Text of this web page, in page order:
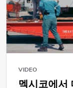
VIDEO
멕시코에서